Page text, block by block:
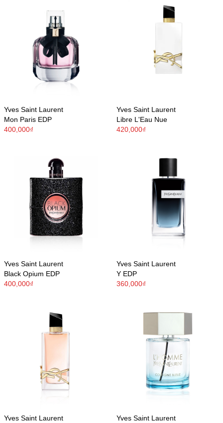
Yves Saint Laurent
Mon Paris EDP
400,000₫
Yves Saint Laurent
Libre L'Eau Nue
420,000₫
Yves Saint Laurent
Black Opium EDP
400,000₫
Yves Saint Laurent
Y EDP
360,000₫
Yves Saint Laurent
Yves Saint Laurent